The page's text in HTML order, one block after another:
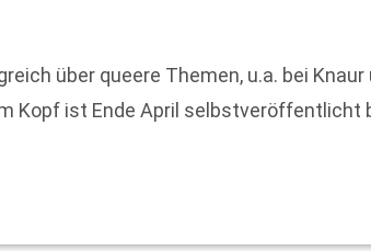
über queere Themen, u.a. bei Knaur
Kopf ist Ende April selbstveröffentlicht